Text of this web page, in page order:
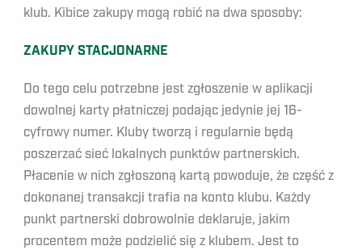
klub. Kibice zakupy mogą robić na dwa sposoby:
ZAKUPY STACJONARNE
Do tego celu potrzebne jest zgłoszenie w aplikacji
dowolnej karty płatniczej podając jedynie jej 16-
cyfrowy numer. Kluby tworzą i regularnie będą
poszerzać sieć lokalnych punktów partnerskich.
Płacenie w nich zgłoszoną kartą powoduje, że część z
dokonanej transakcji trafia na konto klubu. Każdy
punkt partnerski dobrowolnie deklaruje, jakim
procentem może podzielić się z klubem. Jest to